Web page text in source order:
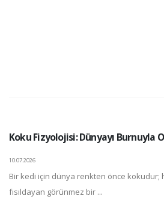
Koku Fizyolojisi: Dünyayı Burnuyla
10.07.2026
Bir kedi için dünya renkten önce kokudur;
fısıldayan görünmez bir ...